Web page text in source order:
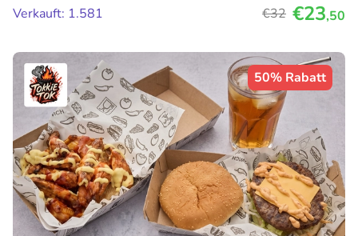
Verkauft: 1.581
€32 €23,50
50% Rabatt